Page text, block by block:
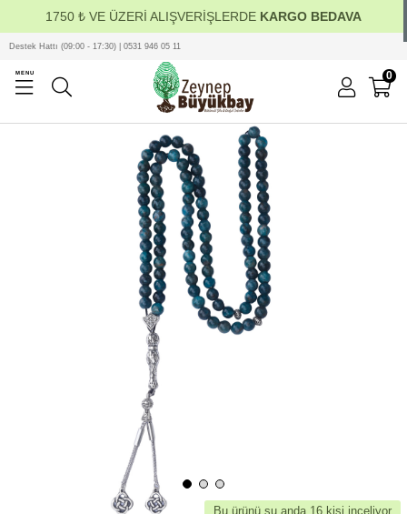
1750 ₺ VE ÜZERİ ALIŞVERİŞLERDE KARGO BEDAVA
MENU
Destek Hattı (09:00 - 17:30) | 0531 946 05 11
0
Bu ürünü şu anda 16 kişi inceliyor